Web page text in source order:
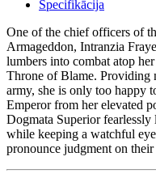
Specifikācija
One of the chief officers of
Armageddon, Intranzia
lumbers into combat atop
Throne of Blame. Providing
army, she is only too happy
Emperor from her elevated
Dogmata Superior fearlessly
while keeping a watchful
pronounce judgment on